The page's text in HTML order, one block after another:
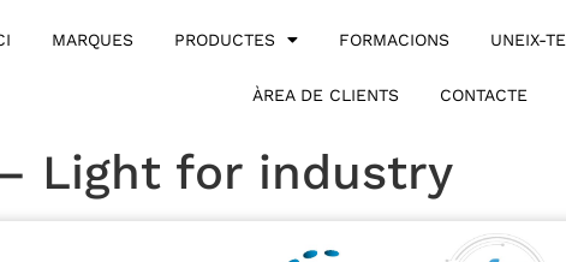
MARQUES PRODUCTES FORMACIONS UNEIX-TE
ÀREA DE CLIENTS CONTACTE
Light for industry